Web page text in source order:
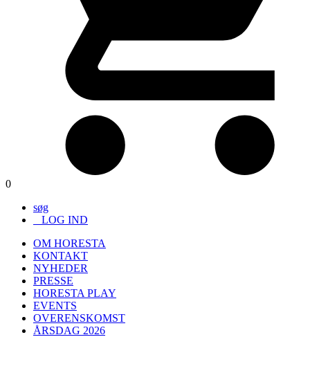
0
søg
LOG IND
OM HORESTA
KONTAKT
NYHEDER
PRESSE
HORESTA PLAY
EVENTS
OVERENSKOMST
ÅRSDAG 2026